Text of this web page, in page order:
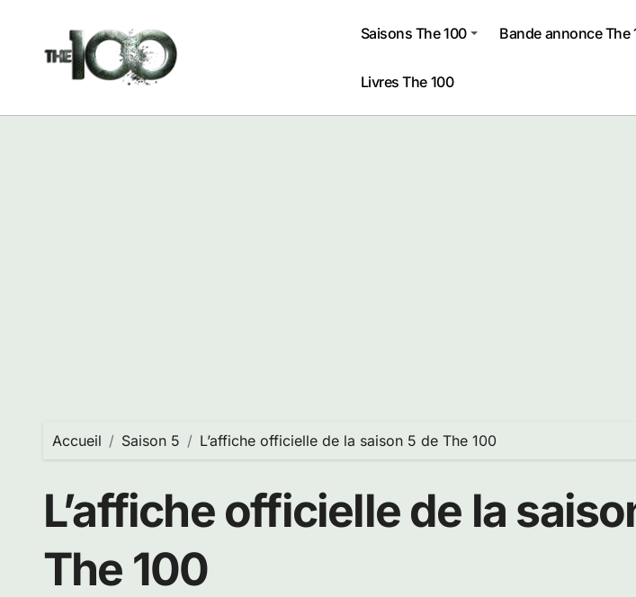
contenu
Saisons The 100 Bande annonce The
Livres The 100
Accueil Saison 5 L’affiche officielle de la saison 5 de The 100
L’affiche officielle de la
The 100